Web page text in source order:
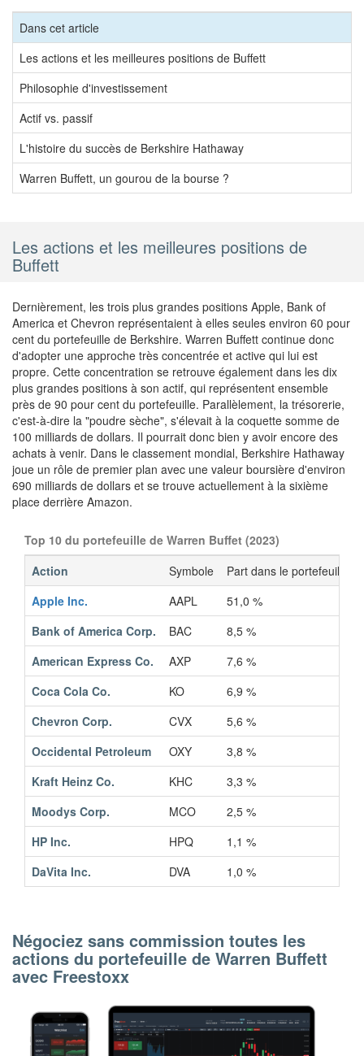
Dans cet article
Les actions et les meilleures positions de Buffett
Philosophie d'investissement
Actif vs. passif
L'histoire du succès de Berkshire Hathaway
Warren Buffett, un gourou de la bourse ?
Les actions et les meilleures positions de
Buffett
Dernièrement, les trois plus grandes positions Apple, Bank of
America et Chevron représentaient à elles seules environ 60 pour
cent du portefeuille de Berkshire. Warren Buffett continue donc
d'adopter une approche très concentrée et active qui lui est
propre. Cette concentration se retrouve également dans les dix
plus grandes positions à son actif, qui représentent ensemble
près de 90 pour cent du portefeuille. Parallèlement, la trésorerie,
c'est-à-dire la "poudre sèche", s'élevait à la coquette somme de
100 milliards de dollars. Il pourrait donc bien y avoir encore des
achats à venir. Dans le classement mondial, Berkshire Hathaway
joue un rôle de premier plan avec une valeur boursière d'environ
690 milliards de dollars et se trouve actuellement à la sixième
place derrière Amazon.
Top 10 du portefeuille de Warren Buffet (2023)
Action
Symbole Part dans le portefeuille
Apple Inc.
AAPL 51,0 %
Bank of America Corp.
BAC 8,5 %
American Express Co.
AXP 7,6 %
Coca Cola Co.
KO 6,9 %
Chevron Corp.
CVX 5,6 %
Occidental Petroleum
OXY 3,8 %
Kraft Heinz Co.
KHC 3,3 %
Moodys Corp.
MCO 2,5 %
HP Inc.
HPQ 1,1 %
DaVita Inc.
DVA 1,0 %
Négociez sans commission toutes les
actions du portefeuille de Warren Buffett
avec Freestoxx